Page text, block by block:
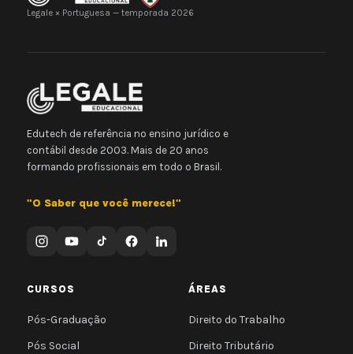
Legale × Portuguesa — temporada 2026
Edutech de referência no ensino jurídico e
contábil desde 2003. Mais de 20 anos
formando profissionais em todo o Brasil.
"O Saber que você merece!"
CURSOS
Pós-Graduação
Pós Social
ÁREAS
Direito do Trabalho
Direito Tributário